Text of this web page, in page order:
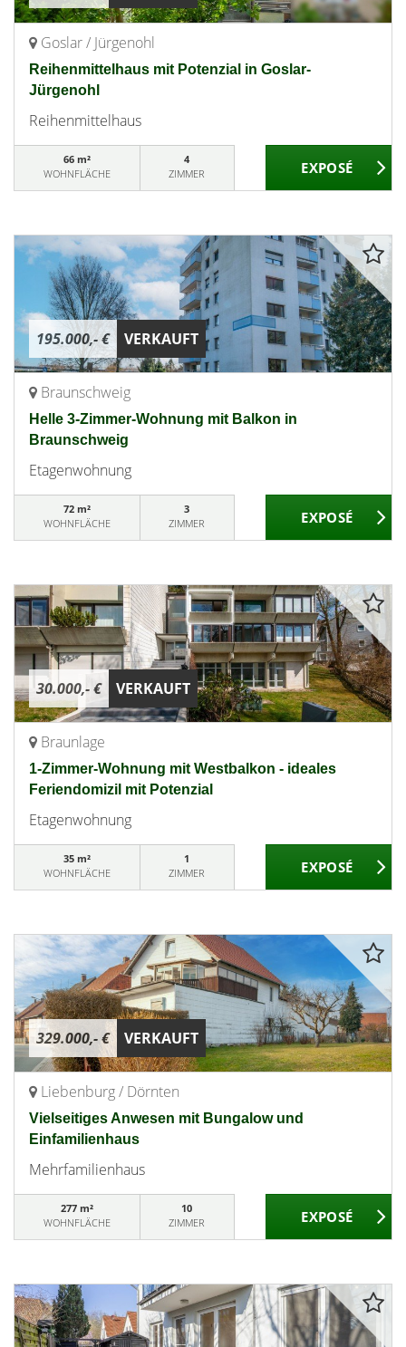
Goslar / Jürgenohl
Reihenmittelhaus mit Potenzial in Goslar-
Jürgenohl
Reihenmittelhaus
66 m²
WOHNFLÄCHE
4
ZIMMER
195.000,- € VERKAUFT
Braunschweig
Helle 3-Zimmer-Wohnung mit Balkon in
Braunschweig
Etagenwohnung
72 m²
WOHNFLÄCHE
3
ZIMMER
30.000,- € VERKAUFT
Braunlage
1-Zimmer-Wohnung mit Westbalkon - ideales
Feriendomizil mit Potenzial
Etagenwohnung
35 m²
WOHNFLÄCHE
1
ZIMMER
329.000,- € VERKAUFT
Liebenburg / Dörnten
Vielseitiges Anwesen mit Bungalow und
Einfamilienhaus
Mehrfamilienhaus
277 m²
WOHNFLÄCHE
10
ZIMMER